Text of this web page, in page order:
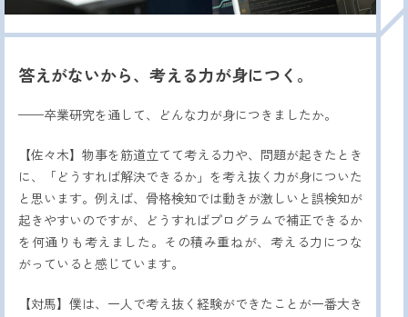
答えがないから、 考える力が身につく。
——卒業研究を通して、どんな力が身につきましたか。
【佐々木】物事を筋道立てて考える力や、問題が起きたとき
に、「どうすれば解決できるか」を考え抜く力が身についた
と思います。例えば、骨格検知では動きが激しいと誤検知が
起きやすいのですが、どうすればプログラムで補正できるか
を何通りも考えました。その積み重ねが、考える力につな
がっていると感じています。
【対馬】僕は、一人で考え抜く経験ができたことが一番大き